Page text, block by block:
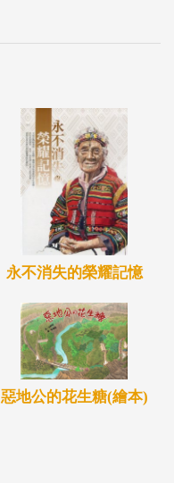
永不消失的榮耀記憶
惡地公的花生糖(繪本)